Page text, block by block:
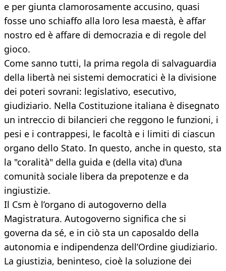
e per giunta clamorosamente accusino, quasi
fosse uno schiaffo alla loro lesa maestà, è affar
nostro ed è affare di democrazia e di regole del
gioco.
Come sanno tutti, la prima regola di salvaguardia
della libertà nei sistemi democratici è la divisione
dei poteri sovrani: legislativo, esecutivo,
giudiziario. Nella Costituzione italiana è disegnato
un intreccio di bilancieri che reggono le funzioni, i
pesi e i contrappesi, le facoltà e i limiti di ciascun
organo dello Stato. In questo, anche in questo, sta
la "coralità" della guida e (della vita) d’una
comunità sociale libera da prepotenze e da
ingiustizie.
Il Csm è l’organo di autogoverno della
Magistratura. Autogoverno significa che si
governa da sé, e in ciò sta un caposaldo della
autonomia e indipendenza dell’Ordine giudiziario.
La giustizia, beninteso, cioè la soluzione dei